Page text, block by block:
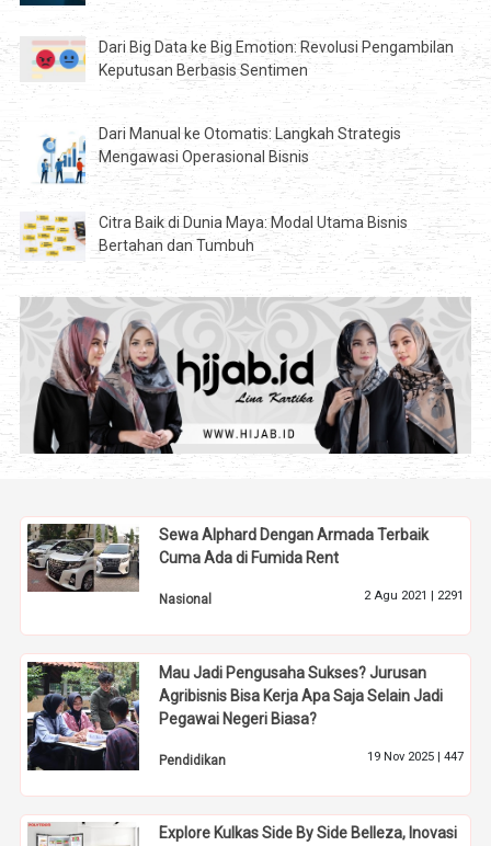
Dari Big Data ke Big Emotion: Revolusi Pengambilan
Keputusan Berbasis Sentimen
Dari Manual ke Otomatis: Langkah Strategis
Mengawasi Operasional Bisnis
Citra Baik di Dunia Maya: Modal Utama Bisnis
Bertahan dan Tumbuh
Sewa Alphard Dengan Armada Terbaik
Cuma Ada di Fumida Rent
Nasional 2 Agu 2021 | 2291
Mau Jadi Pengusaha Sukses? Jurusan
Agribisnis Bisa Kerja Apa Saja Selain Jadi
Pegawai Negeri Biasa?
Pendidikan 19 Nov 2025 | 447
Explore Kulkas Side By Side Belleza, Inovasi